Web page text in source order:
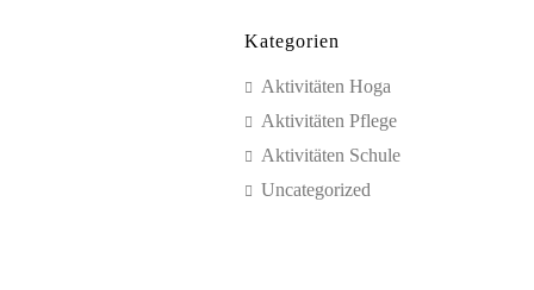
Kategorien
Aktivitäten Hoga
Aktivitäten Pflege
Aktivitäten Schule
Uncategorized